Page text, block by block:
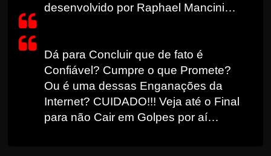
desenvolvido por Raphael Mancini…
Dá para Concluir que de fato é
Confiável? Cumpre o que Promete?
Ou é uma dessas Enganações da
Internet? CUIDADO!!! Veja até o Final
para não Cair em Golpes por aí…